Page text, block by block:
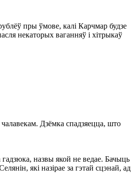
пры ўмове, калі Карчмар будзе
некаторых ваганняў і хітрыкаў
чалавекам. Дзёмка спадзяецца, што
назвы якой не ведае. Бачыць
які назірае за гэтай сцэнай, ад